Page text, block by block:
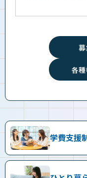
各
学費支援